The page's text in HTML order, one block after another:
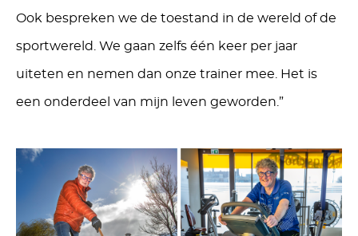
Ook bespreken we de toestand in de wereld of de
sportwereld. We gaan zelfs één keer per jaar
uiteten en nemen dan onze trainer mee. Het is
een onderdeel van mijn leven geworden.”